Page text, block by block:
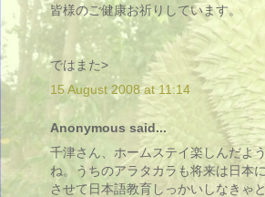
皆様のご健康お祈りしています。
ではまた>
15 August 2008 at 11:14
Anonymous said...
千津さん、ホームステイ楽しんだよ
ね。うちのアラタカラも将来は日本
させて日本語教育しっかいしなきゃ